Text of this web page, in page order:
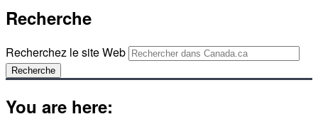
Recherche
Recherchez le site Web
Recherche
You are here: